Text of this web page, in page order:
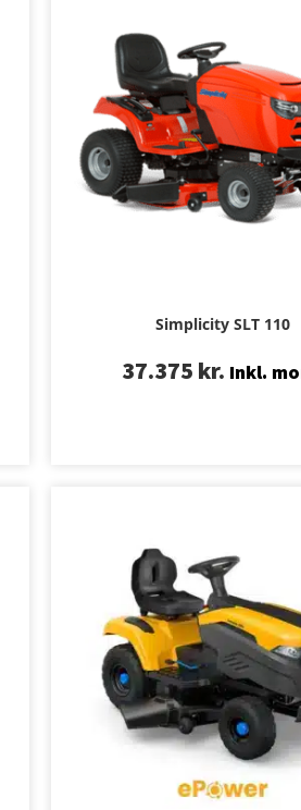
Simplicity SLT 110
37.375 kr. Inkl.